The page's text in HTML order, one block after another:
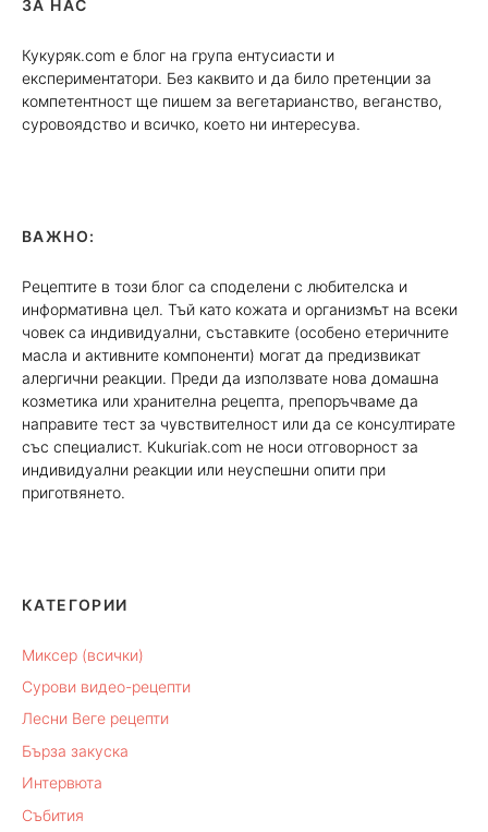
ЗА НАС
Кукуряк.com е блог на група ентусиасти и
експериментатори. Без каквито и да било претенции за
компетентност ще пишем за вегетарианство, веганство,
суровоядство и всичко, което ни интересува.
ВАЖНО:
Рецептите в този блог са споделени с любителска и
информативна цел. Тъй като кожата и организмът на всеки
човек са индивидуални, съставките (особено етеричните
масла и активните компоненти) могат да предизвикат
алергични реакции. Преди да използвате нова домашна
козметика или хранителна рецепта, препоръчваме да
направите тест за чувствителност или да се консултирате
със специалист. Kukuriak.com не носи отговорност за
индивидуални реакции или неуспешни опити при
приготвянето.
КАТЕГОРИИ
Миксер (всички)
Сурови видео-рецепти
Лесни Веге рецепти
Бърза закуска
Интервюта
Събития